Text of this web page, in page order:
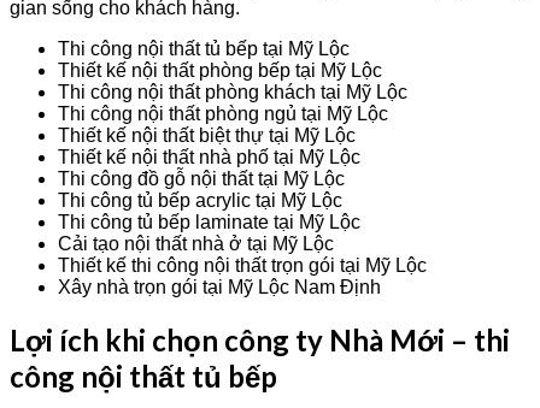
gian sống cho khách hàng.
Thi công nội thất tủ bếp tại Mỹ Lộc
Thiết kế nội thất phòng bếp tại Mỹ Lộc
Thi công nội thất phòng khách tại Mỹ Lộc
Thi công nội thất phòng ngủ tại Mỹ Lộc
Thiết kế nội thất biệt thự tại Mỹ Lộc
Thiết kế nội thất nhà phố tại Mỹ Lộc
Thi công đồ gỗ nội thất tại Mỹ Lộc
Thi công tủ bếp acrylic tại Mỹ Lộc
Thi công tủ bếp laminate tại Mỹ Lộc
Cải tạo nội thất nhà ở tại Mỹ Lộc
Thiết kế thi công nội thất trọn gói tại Mỹ Lộc
Xây nhà trọn gói tại Mỹ Lộc Nam Định
Lợi ích khi chọn công ty Nhà Mới – thi
công nội thất tủ bếp